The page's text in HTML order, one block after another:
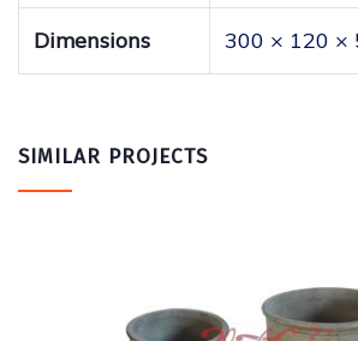
Dimensions 300 × 120 ×
SIMILAR PROJECTS